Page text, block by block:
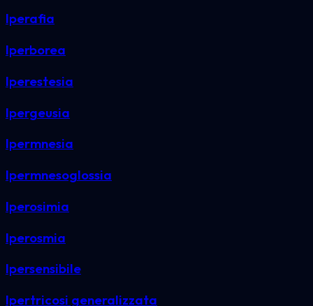
Iperafia
Iperborea
Iperestesia
Ipergeusia
Ipermnesia
Ipermnesoglossia
Iperosimia
Iperosmia
Ipersensibile
Ipertricosi generalizzata